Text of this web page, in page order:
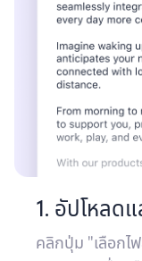
1. อัปโหลด
คลิกปุ่ม "เลือกไ